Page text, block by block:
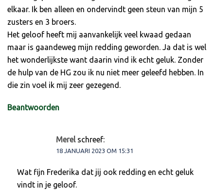
elkaar. Ik ben alleen en ondervindt geen steun van mijn 5
zusters en 3 broers.
Het geloof heeft mij aanvankelijk veel kwaad gedaan
maar is gaandeweg mijn redding geworden. Ja dat is wel
het wonderlijkste want daarin vind ik echt geluk. Zonder
de hulp van de HG zou ik nu niet meer geleefd hebben. In
die zin voel ik mij zeer gezegend.
Beantwoorden
Merel schreef:
18 JANUARI 2023 OM 15:31
Wat fijn Frederika dat jij ook redding en echt geluk
vindt in je geloof.